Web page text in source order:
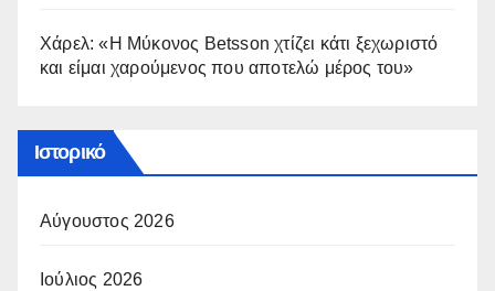
Χάρελ: «Η Μύκονος Betsson χτίζει κάτι ξεχωριστό
και είμαι χαρούμενος που αποτελώ μέρος του»
Ιστορικό
Αύγουστος 2026
Ιούλιος 2026